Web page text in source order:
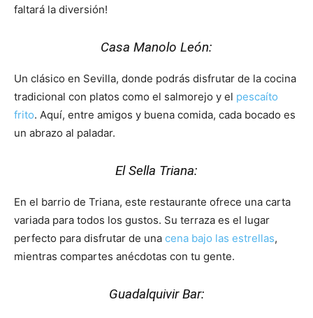
faltará la diversión!
Casa Manolo León:
Un clásico en Sevilla, donde podrás disfrutar de la cocina
tradicional con platos como el salmorejo y el pescaíto
frito. Aquí, entre amigos y buena comida, cada bocado es
un abrazo al paladar.
El Sella Triana:
En el barrio de Triana, este restaurante ofrece una carta
variada para todos los gustos. Su terraza es el lugar
perfecto para disfrutar de una cena bajo las estrellas,
mientras compartes anécdotas con tu gente.
Guadalquivir Bar: